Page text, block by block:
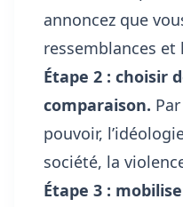
annoncez que
ressemblances et
Étape 2 : choisir
comparaison.
pouvoir,
société, la
Étape 3 :